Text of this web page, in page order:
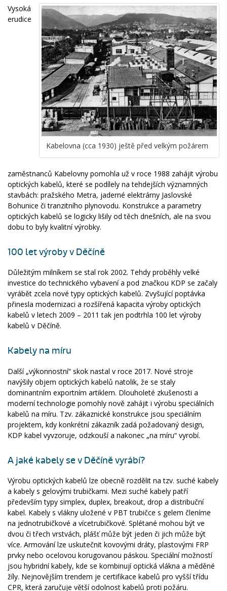
Kabelovna (cca 1930) ještě před velkým požárem
Vysoká
erudice
zaměstnanců Kabelovny pomohla už v roce 1988 zahájit výrobu
optických kabelů, které se podílely na tehdejších významných
stavbách: pražského Metra, jaderné elektrárny Jaslovské
Bohunice či tranzitního plynovodu. Konstrukce a parametry
optických kabelů se logicky lišily od těch dnešních, ale na svou
dobu to byly kvalitní výrobky.
100 let výroby v Děčíně
Důležitým milníkem se stal rok 2002. Tehdy proběhly velké
investice do technického vybavení a pod značkou KDP se začaly
vyrábět zcela nové typy optických kabelů. Zvyšující poptávka
přinesla modernizaci a rozšířená kapacita výroby optických
kabelů v letech 2009 – 2011 tak jen podtrhla 100 let výroby
kabelů v Děčíně.
Kabely na míru
Další „výkonnostní“ skok nastal v roce 2017. Nové stroje
navýšily objem optických kabelů natolik, že se staly
dominantním exportním artiklem. Dlouholeté zkušenosti a
moderní technologie pomohly nově zahájit i výrobu speciálních
kabelů na míru. Tzv. zákaznické konstrukce jsou speciálním
projektem, kdy konkrétní zákazník zadá požadovaný design,
KDP kabel vyvzoruje, odzkouší a nakonec „na míru“ vyrobí.
A jaké kabely se v Děčíně vyrábí?
Výrobu optických kabelů lze obecně rozdělit na tzv. suché kabely
a kabely s gelovými trubičkami. Mezi suché kabely patří
především typy simplex, duplex, breakout, drop a distribuční
kabel. Kabely s vlákny uložené v PBT trubičce s gelem členíme
na jednotrubičkové a vícetrubičkové. Splétané mohou být ve
dvou či třech vrstvách, plášť může být jeden či jich může být
více. Armování lze uskutečnit kovovými dráty, plastovými FRP
prvky nebo ocelovou korugovanou páskou. Speciální možností
jsou hybridní kabely, kde se kombinují optická vlákna a měděné
žíly. Nejnovějším trendem je certifikace kabelů pro vyšší třídu
CPR, která zaručuje větší odolnost kabelů proti požáru.